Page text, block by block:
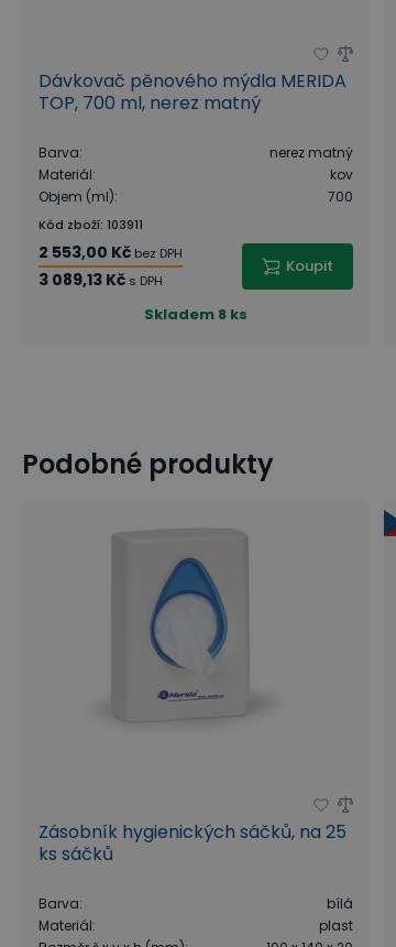
Dávkovač pěnového mýdla MERIDA
TOP, 700 ml, nerez matný
Barva:
nerez matný
Materiál:
kov
Objem (ml): 700
Kód zboží: 103911
2 553,00 Kč bez DPH
3 089,13 Kč s DPH
Koupit
Skladem 8 ks
Podobné produkty
Zásobník hygienických sáčků, na 25
ks sáčků
Barva:
bílá
Materiál:
plast